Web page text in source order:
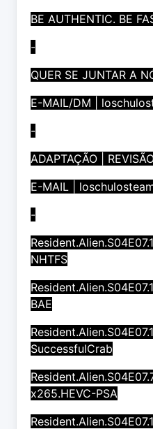
BE AUTHENTIC. BE
-
QUER SE JUNTAR A
E-MAIL/DM |
-
ADAPTAÇÃO |
E-MAIL |
-
NHTFS
BAE
SuccessfulCrab
x265.HEVC-PSA